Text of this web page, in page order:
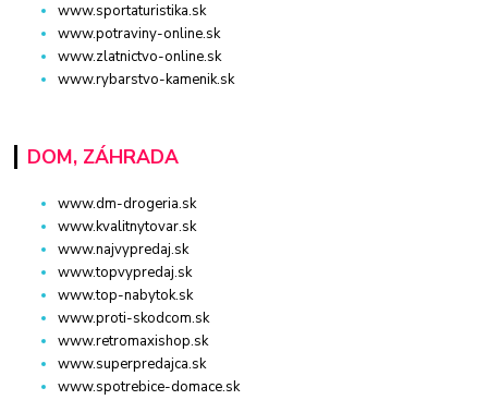
www.sportaturistika.sk
www.potraviny-online.sk
www.zlatnictvo-online.sk
www.rybarstvo-kamenik.sk
DOM, ZÁHRADA
www.dm-drogeria.sk
www.kvalitnytovar.sk
www.najvypredaj.sk
www.topvypredaj.sk
www.top-nabytok.sk
www.proti-skodcom.sk
www.retromaxishop.sk
www.superpredajca.sk
www.spotrebice-domace.sk